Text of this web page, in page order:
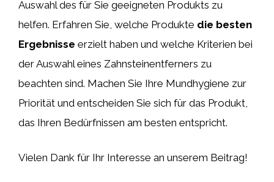
Auswahl des für Sie geeigneten Produkts zu
helfen. Erfahren Sie, welche Produkte die besten
Ergebnisse erzielt haben und welche Kriterien bei
der Auswahl eines Zahnsteinentferners zu
beachten sind. Machen Sie Ihre Mundhygiene zur
Priorität und entscheiden Sie sich für das Produkt,
das Ihren Bedürfnissen am besten entspricht.
Vielen Dank für Ihr Interesse an unserem Beitrag!